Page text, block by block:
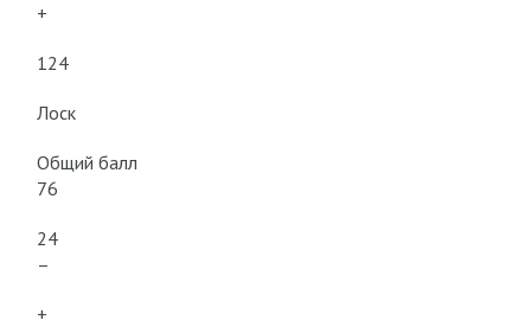
+
124
Лоск
Общий балл
76
24
–
+